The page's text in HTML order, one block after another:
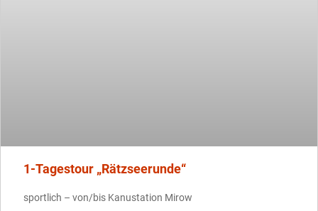
1-Tagestour „Rätzseerunde“
sportlich – von/bis Kanustation Mirow